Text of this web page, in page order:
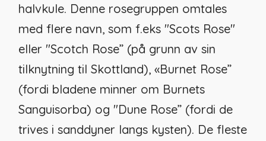
halvkule. Denne rosegruppen omtales
med flere navn, som f.eks "Scots Rose"
eller "Scotch Rose” (på grunn av sin
tilknytning til Skottland), «Burnet Rose”
(fordi bladene minner om Burnets
Sanguisorba) og "Dune Rose” (fordi de
trives i sanddyner langs kysten). De fleste